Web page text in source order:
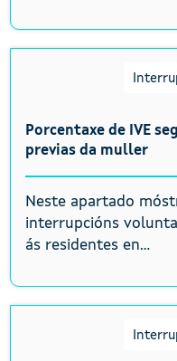
Porcentaxe de IVE
previas da muller
Neste apartado
interrupcións
ás residentes en...